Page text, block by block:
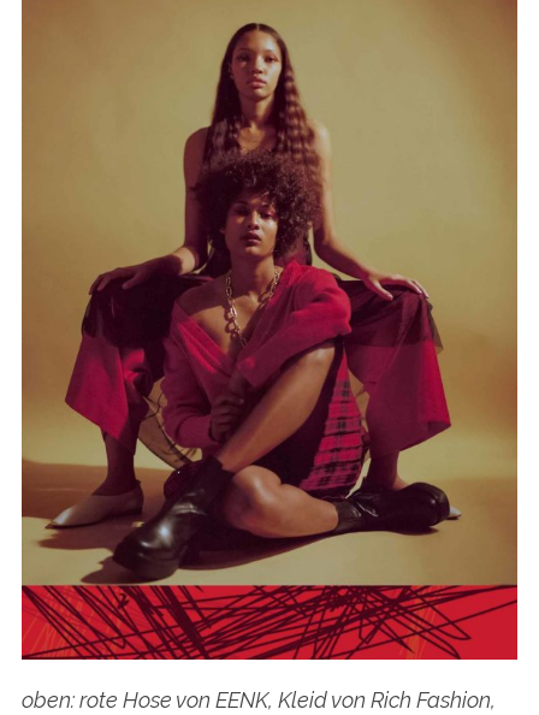
oben: rote Hose von EENK, Kleid von Rich Fashion,